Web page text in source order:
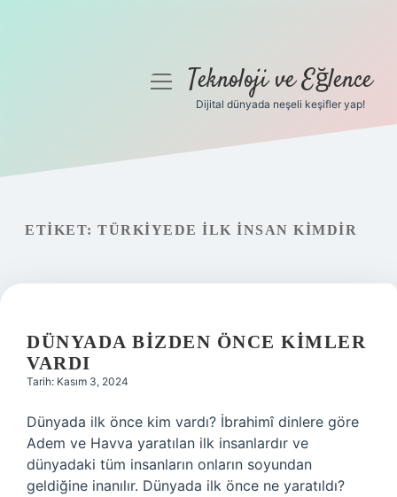
Gizlilik Politikası
menüyüTeknoloji ve Eğlence
Dijital dünyada neşeli keşifler yap!
ETIKET: TÜRKIYEDE ILK INSAN KIMDIR
DÜNYADA BIZDEN ÖNCE KIMLER
VARDI
Tarih: Kasım 3, 2024
Dünyada ilk önce kim vardı? İbrahimî dinlere göre
Adem ve Havva yaratılan ilk insanlardır ve
dünyadaki tüm insanların onların soyundan
geldiğine inanılır. Dünyada ilk önce ne yaratıldı?